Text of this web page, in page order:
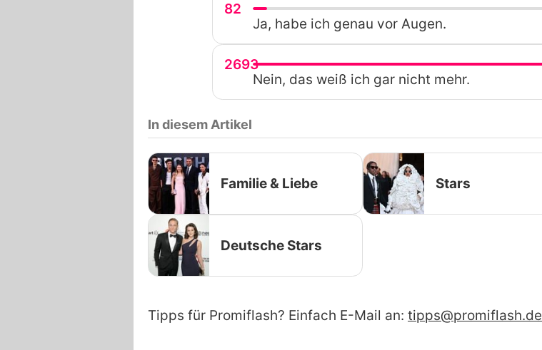
82
Ja, habe ich genau vor Augen.
2693
Nein, das weiß ich gar nicht mehr.
In diesem Artikel
Familie & Liebe Stars
Deutsche Stars
Tipps für Promiflash? Einfach E-Mail an: tipps@promiflash.de